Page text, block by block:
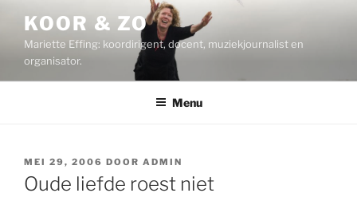
inhoud
KOOR & ZO
Mariette Effing: koordirigent, docent, muziekjournalist en
organisator.
Menu
GEPLAATST
OP
MEI 29, 2006 DOOR ADMIN
Oude liefde roest niet